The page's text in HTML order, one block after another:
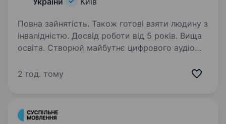
Повна зайнятість. Також готові взяти людину з
інвалідністю. Досвід роботи від 5 років. Вища
освіта. Створюй майбутнє цифрового аудіо
Suspilne Audio, ти будуватимеш єдиний
подкасти в єдиному…
2 год. тому